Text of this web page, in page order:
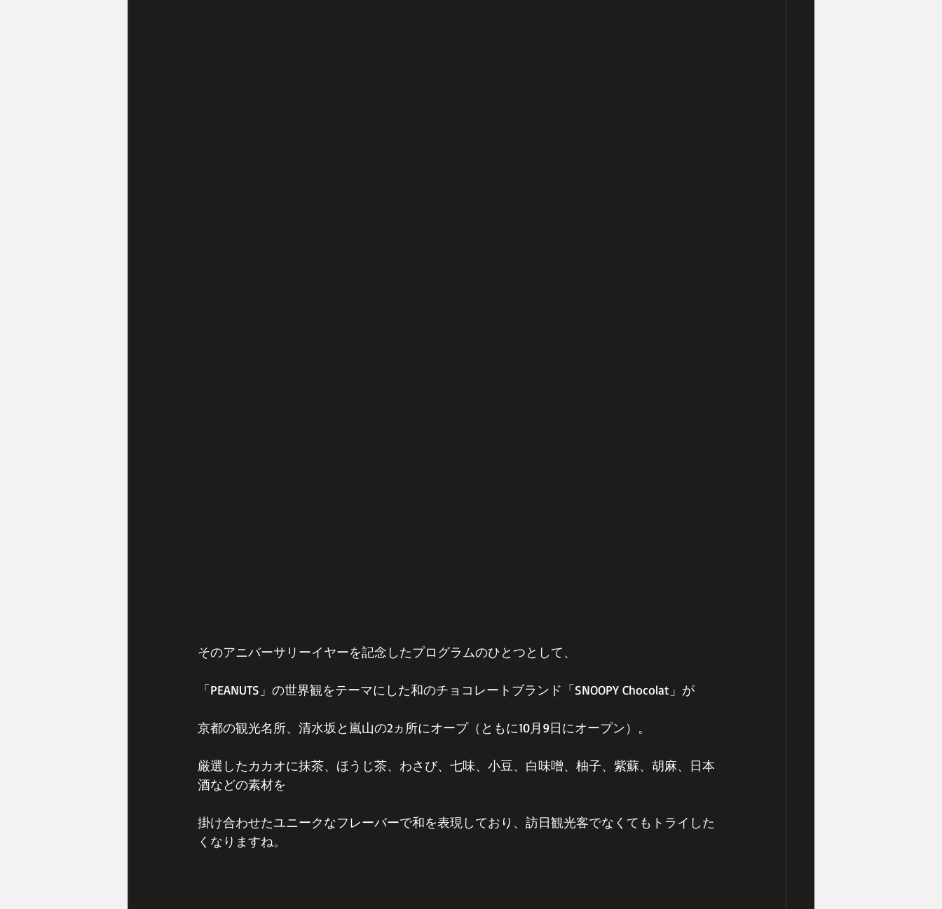
そのアニバーサリーイヤーを記念したプログラムのひとつとして、
「PEANUTS」の世界観をテーマにした和のチョコレートブランド「SNOOPY Chocolat」が
京都の観光名所、清水坂と嵐山の2ヵ所にオープ（ともに10月9日にオープン）。
厳選したカカオに抹茶、ほうじ茶、わさび、七味、小豆、白味噌、柚子、紫蘇、胡麻、日本
酒などの素材を
掛け合わせたユニークなフレーバーで和を表現しており、訪日観光客でなくてもトライした
くなりますね。